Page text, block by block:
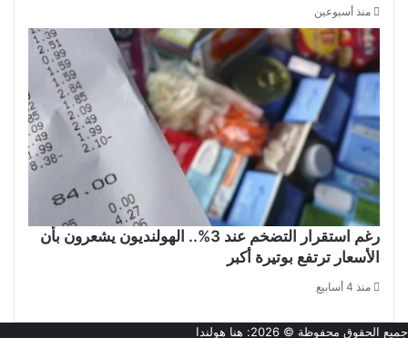
منذ أسبوعين
رغم استقرار التضخم عند 3%.. الهولنديون يشعرون بأن
الأسعار ترتفع بوتيرة أكبر
منذ 4 أسابيع
جميع الحقوق محفوظة © 2026: هنا هولندا